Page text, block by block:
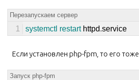
Перезапускаем сервер
1 systemctl restart httpd.service
Если установлен php-fpm, то его
Запуск php-fpm